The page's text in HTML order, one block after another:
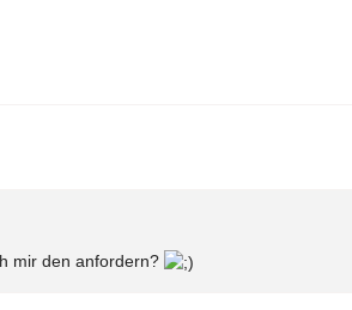
mir den anfordern?